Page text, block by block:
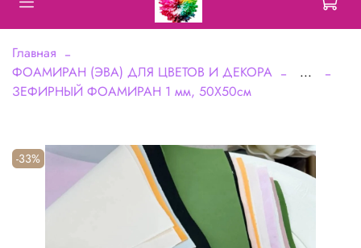
Главная
ФОАМИРАН (ЭВА) ДЛЯ ЦВЕТОВ И ДЕКОРА
...
ЗЕФИРНЫЙ ФОАМИРАН 1 мм, 50Х50см
-33%